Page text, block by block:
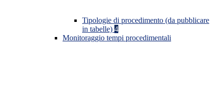
Tipologie di procedimento (da pubblicare
in tabelle) 4
Monitoraggio tempi procedimentali